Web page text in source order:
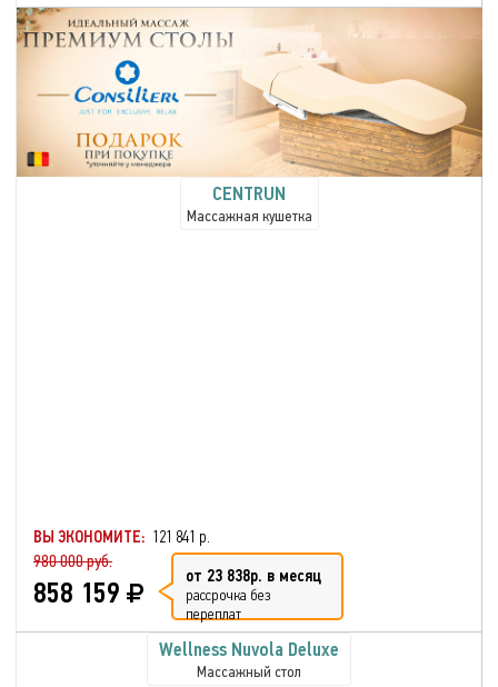
CENTRUN
Массажная кушетка
ВЫ ЭКОНОМИТЕ: 121 841 р.
980 000 руб.
858 159 от 23 838р. в месяц
рассрочка без
переплат
Wellness Nuvola Deluxe
Массажный стол